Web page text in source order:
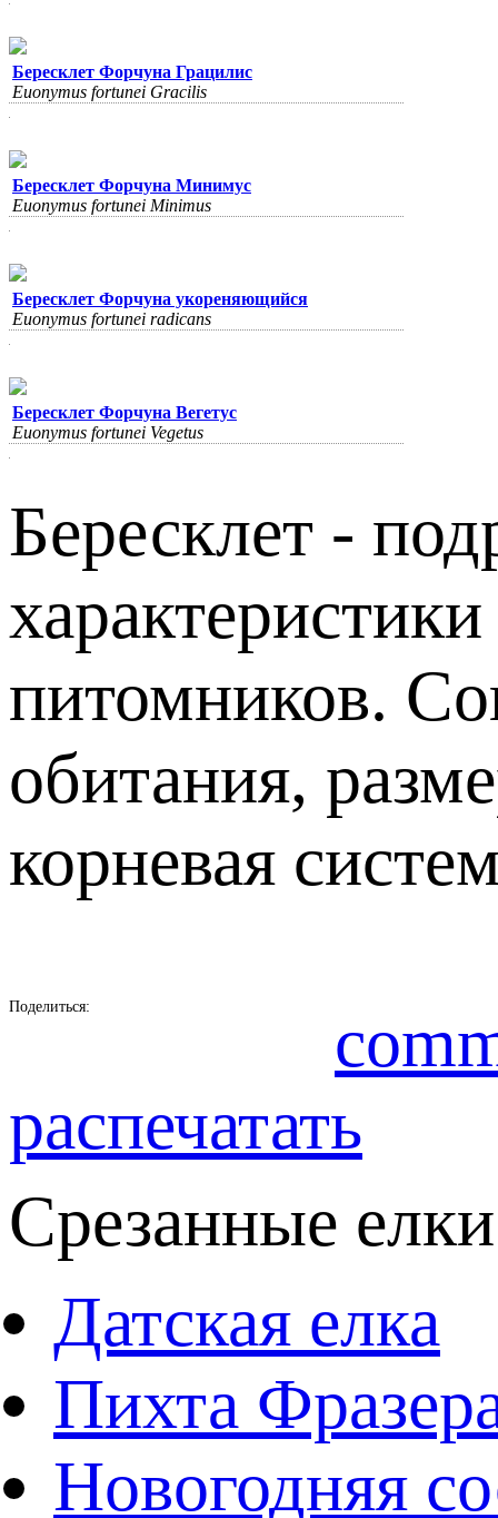
Бересклет Форчуна Грацилис
Euonymus fortunei Gracilis
Бересклет Форчуна Минимус
Euonymus fortunei Minimus
Бересклет Форчуна укореняющийся
Euonymus fortunei radicans
Бересклет Форчуна Вегетус
Euonymus fortunei Vegetus
Бересклет -
питомников.
обитания,
корневая
Поделиться:
распечатать
Срезанные
Датская елка
Пихта
Новогодняя